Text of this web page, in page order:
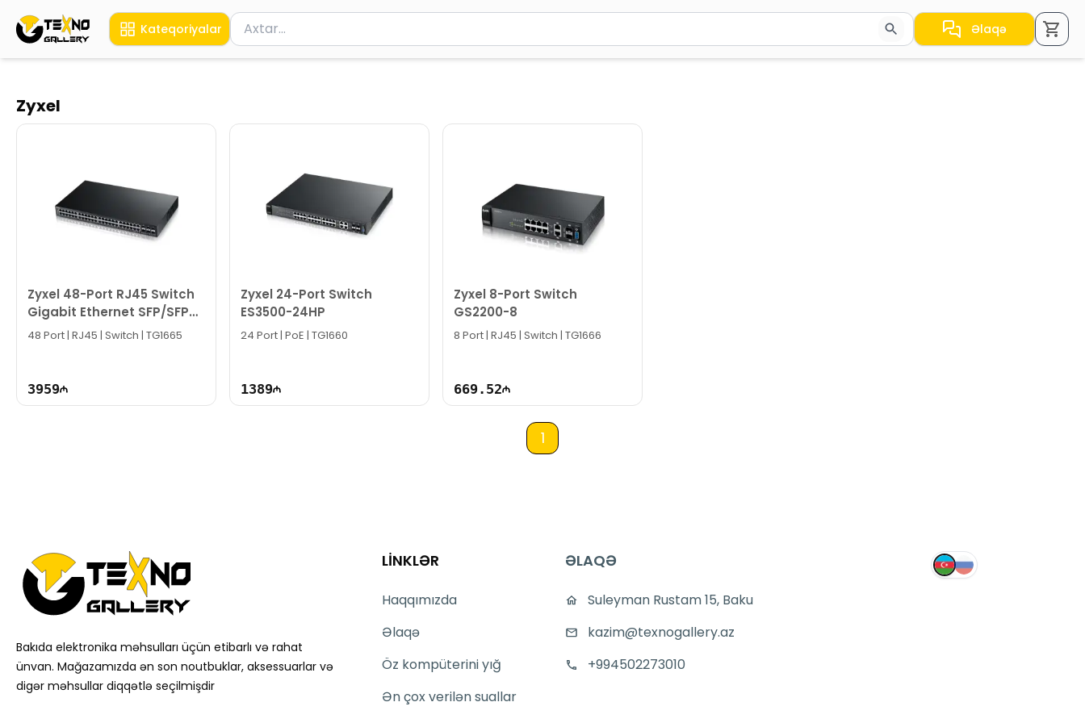
Kateqoriyalar Məhsul axtar
Axtarış üçün ən azı 2 simvol yazın. Göndərmək üçün Enter düyməsini basın və ya nəticələr arasında keçid etmək üçün ox
Əlaqə
Zyxel
Zyxel 48-Port RJ45 Switch
Gigabit Ethernet SFP/SFP+
slot XGS1910-48
48 Port | RJ45 | Switch | TG1665
3959
Zyxel 24-Port Switch
ES3500-24HP
24 Port | PoE | TG1660
1389
Zyxel 8-Port Switch
GS2200-8
8 Port | RJ45 | Switch | TG1666
669.52
1
Bakıda elektronika məhsulları üçün etibarlı və rahat
ünvan. Mağazamızda ən son noutbuklar, aksessuarlar və
digər məhsullar diqqətlə seçilmişdir
LİNKLƏR
Haqqımızda
Əlaqə
Öz kompüterini yığ
Ən çox verilən suallar
ƏLAQƏ
Suleyman Rustam 15, Baku
kazim@texnogallery.az
+994502273010